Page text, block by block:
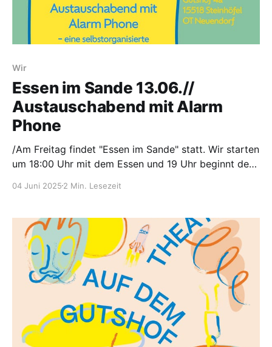
Wir
Essen im Sande 13.06.//
Austauschabend mit Alarm
Phone
/Am Freitag findet "Essen im Sande" statt. Wir starten
um 18:00 Uhr mit dem Essen und 19 Uhr beginnt der
place "Essen im Sande". We will start at 6 pm with
Alarm Phone.
04 Juni 2025 2 Min. Lesezeit